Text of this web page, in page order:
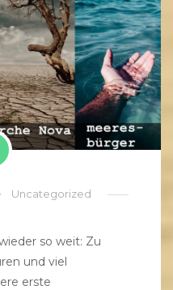
Uncategorized
so weit: Zu
und viel
erste